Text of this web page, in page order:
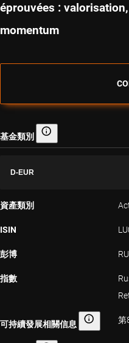
éprouvées :
momentum
基金類別 基金類別
D-EUR
資產類別
ISIN
彭博
指數
可持續發展相關信息 可持續發展
第